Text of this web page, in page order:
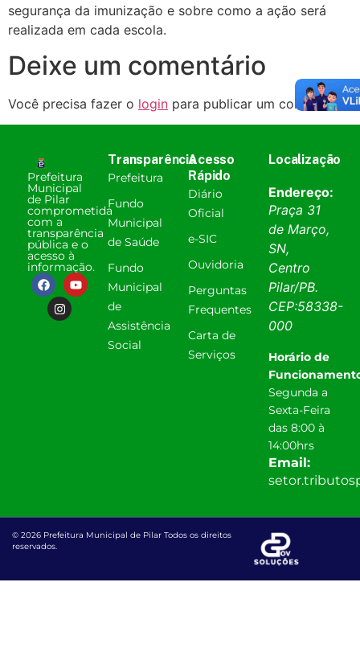
segurança da imunização e sobre como a ação será
realizada em cada escola.
Deixe um comentário
Você precisa fazer o login para publicar um comentário.
Prefeitura
Municipal
de Pilar
comprometida
com a
transparência
pública e o
acesso à
informação.
Transparência
Prefeitura
Fundo
Municipal
de Saúde
Fundo
Municipal
de
Assistência
Social
Acesso
Rápido
Diário
Oficial
e-SIC
Ouvidoria
Perguntas
Frequentes
Carta de
Serviços
Localização
Endereço:
Praça 31
de Março,
SN,
Centro
Pilar/PB.
CEP:58338-
000
Horário de
Segunda a
Sexta-Feira
das 8:00 à
14:00hrs
Email:
© 2026 Prefeitura Municipal de Pilar Todos os direitos
reservados.